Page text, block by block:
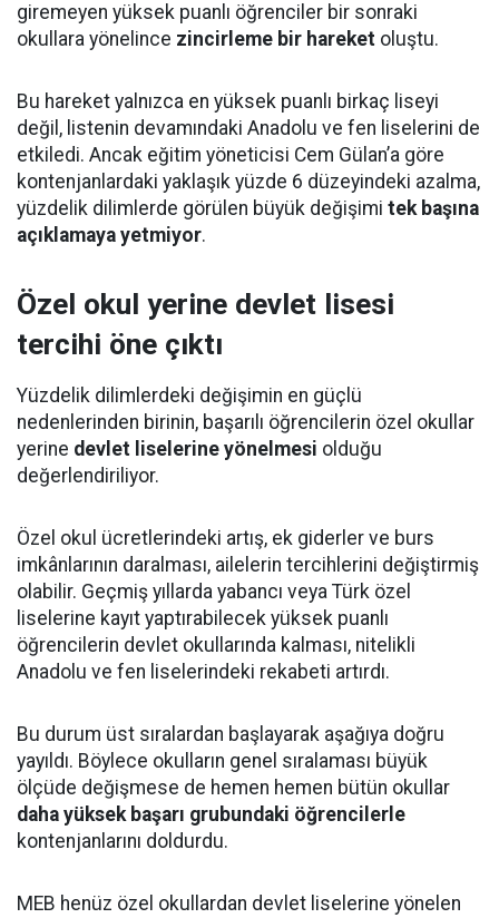
giremeyen yüksek puanlı öğrenciler bir sonraki
okullara yönelince zincirleme bir hareket oluştu.
Bu hareket yalnızca en yüksek puanlı birkaç liseyi
değil, listenin devamındaki Anadolu ve fen liselerini de
etkiledi. Ancak eğitim yöneticisi Cem Gülan’a göre
kontenjanlardaki yaklaşık yüzde 6 düzeyindeki azalma,
yüzdelik dilimlerde görülen büyük değişimi tek başına
açıklamaya yetmiyor.
Özel okul yerine devlet lisesi
tercihi öne çıktı
Yüzdelik dilimlerdeki değişimin en güçlü
nedenlerinden birinin, başarılı öğrencilerin özel okullar
yerine devlet liselerine yönelmesi olduğu
değerlendiriliyor.
Özel okul ücretlerindeki artış, ek giderler ve burs
imkânlarının daralması, ailelerin tercihlerini değiştirmiş
olabilir. Geçmiş yıllarda yabancı veya Türk özel
liselerine kayıt yaptırabilecek yüksek puanlı
öğrencilerin devlet okullarında kalması, nitelikli
Anadolu ve fen liselerindeki rekabeti artırdı.
Bu durum üst sıralardan başlayarak aşağıya doğru
yayıldı. Böylece okulların genel sıralaması büyük
ölçüde değişmese de hemen hemen bütün okullar
daha yüksek başarı grubundaki öğrencilerle
kontenjanlarını doldurdu.
MEB henüz özel okullardan devlet liselerine yönelen